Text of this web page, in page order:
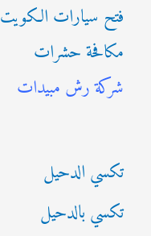
ح
ث
ع
:
فتح سيارات الكويت
مكافحة حشرات
شركة رش مبيدات
تكسي الدحيل
تكسي بالدحيل